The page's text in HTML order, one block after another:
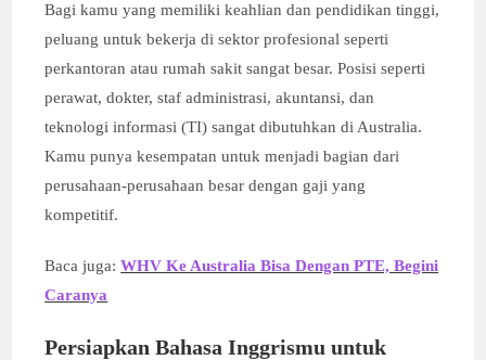
Bagi kamu yang memiliki keahlian dan pendidikan tinggi,
peluang untuk bekerja di sektor profesional seperti
perkantoran atau rumah sakit sangat besar. Posisi seperti
perawat, dokter, staf administrasi, akuntansi, dan
teknologi informasi (TI) sangat dibutuhkan di Australia.
Kamu punya kesempatan untuk menjadi bagian dari
perusahaan-perusahaan besar dengan gaji yang
kompetitif.
Baca juga:WHV Ke Australia Bisa Dengan PTE, Begini
Caranya
Persiapkan Bahasa Inggrismu untuk